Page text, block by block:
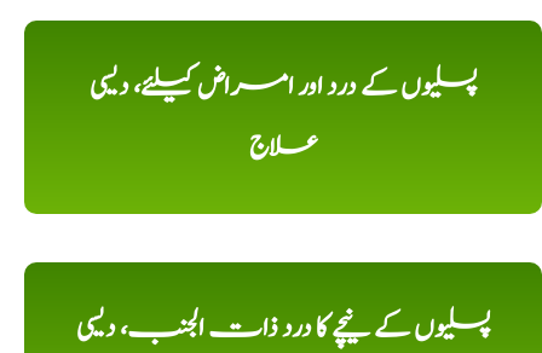
پسلیوں کے درد اور امراض کیلئے، دیسی
علاج
پسلیوں کے نیچے کا درد ذات الجنب، دیسی